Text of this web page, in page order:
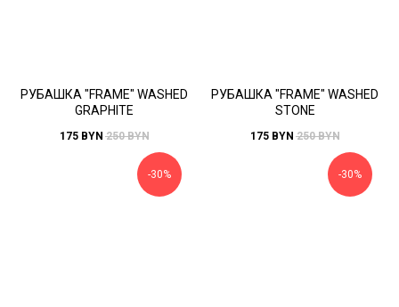
РУБАШКА "FRAME" WASHED
GRAPHITE
175 BYN 250 BYN
РУБАШКА "FRAME" WASHED
STONE
175 BYN 250 BYN
-30% -30%